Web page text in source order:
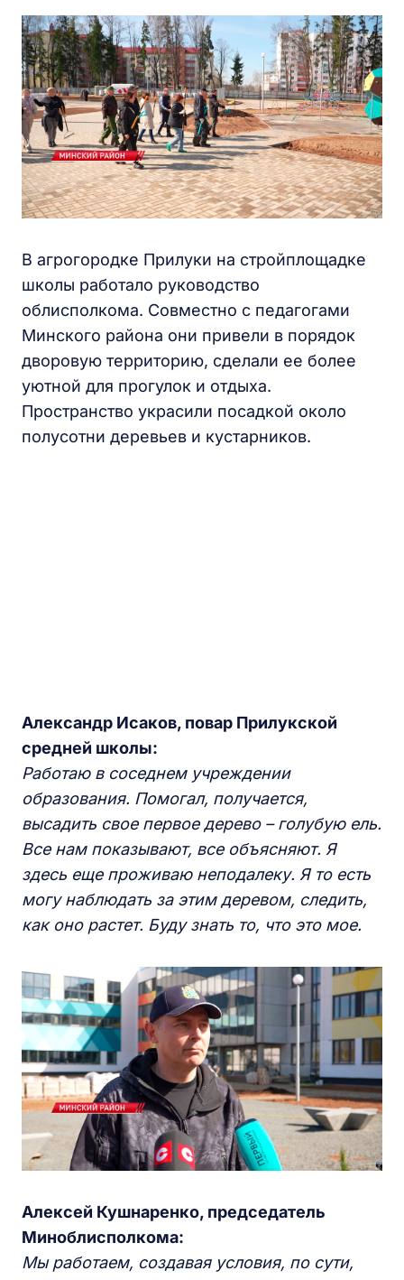
В агрогородке Прилуки на стройплощадке
школы работало руководство
облисполкома. Совместно с педагогами
Минского района они привели в порядок
дворовую территорию, сделали ее более
уютной для прогулок и отдыха.
Пространство украсили посадкой около
полусотни деревьев и кустарников.
Александр Исаков, повар Прилукской
средней школы:
Работаю в соседнем учреждении
образования. Помогал, получается,
высадить свое первое дерево – голубую ель.
Все нам показывают, все объясняют. Я
здесь еще проживаю неподалеку. Я то есть
могу наблюдать за этим деревом, следить,
как оно растет. Буду знать то, что это мое.
Алексей Кушнаренко, председатель
Миноблисполкома:
Мы работаем, создавая условия, по сути,